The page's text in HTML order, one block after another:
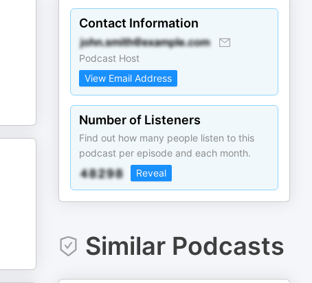
Contact Information
Podcast Host
View Email Address
Number of Listeners
Find out how many people listen to this
podcast per episode and each month.
Reveal
Similar Podcasts